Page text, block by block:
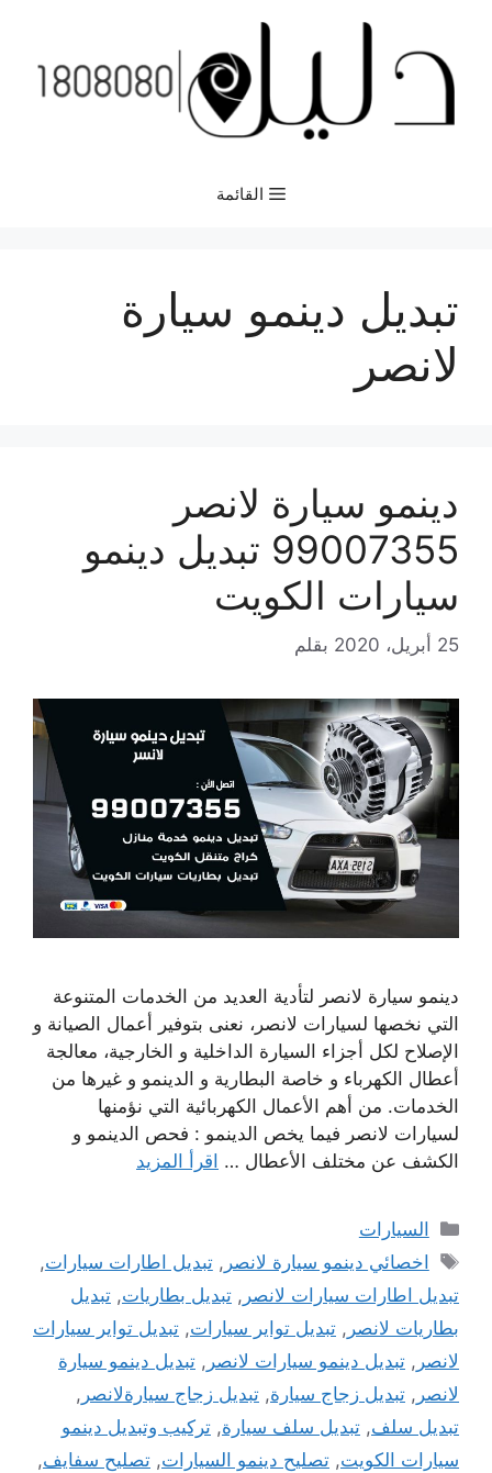
المحتوى
القائمة
تبديل دينمو سيارة
لانصر
دينمو سيارة لانصر
99007355 تبديل دينمو
سيارات الكويت
25 أبريل، 2020 بقلم
دينمو سيارة لانصر لتأدية العديد من الخدمات المتنوعة
التي نخصها لسيارات لانصر، نعنى بتوفير أعمال الصيانة و
الإصلاح لكل أجزاء السيارة الداخلية و الخارجية، معالجة
أعطال الكهرباء و خاصة البطارية و الدينمو و غيرها من
الخدمات. من أهم الأعمال الكهربائية التي نؤمنها
لسيارات لانصر فيما يخص الدينمو : فحص الدينمو و
الكشف عن مختلف الأعطال … اقرأ المزيد
التصنيفات
السيارات
الوسوم
اخصائي دينمو سيارة لانصر ,تبديل اطارات سيارات,
تبديل اطارات سيارات لانصر , تبديل بطاريات, تبديل
بطاريات لانصر , تبديل تواير سيارات, تبديل تواير سيارات
لانصر , تبديل دينمو سيارات لانصر , تبديل دينمو سيارة
لانصر , تبديل زجاج سيارة, تبديل زجاج سيارةلانصر ,
تبديل سلف, تبديل سلف سيارة, تركيب وتبديل دينمو
سيارات الكويت, تصليح دينمو السيارات, تصليح سفايف,